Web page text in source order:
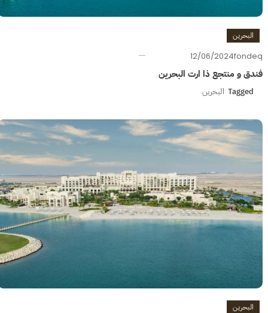
البحرين
12/06/2024fondeq
فندق و منتجع ذا ارت البحرين
Tagged البحرين
البحرين